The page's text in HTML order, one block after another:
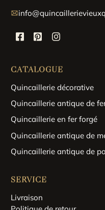
CATALOGUE
Quincaillerie décorative
Quincaillerie antique de
Quincaillerie en fer forgé
Quincaillerie antique de
Quincaillerie antique de
SERVICE
Livraison